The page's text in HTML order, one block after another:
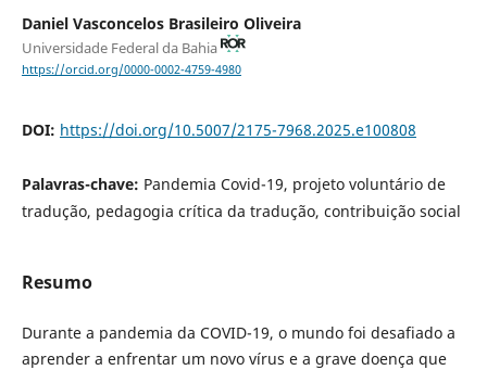
Daniel Vasconcelos Brasileiro Oliveira
Universidade Federal da Bahia
https://orcid.org/0000-0002-4759-4980
DOI: https://doi.org/10.5007/2175-7968.2025.e100808
Palavras-chave: Pandemia Covid-19, projeto voluntário de
tradução, pedagogia crítica da tradução, contribuição social
Resumo
Durante a pandemia da COVID-19, o mundo foi desafiado a
aprender a enfrentar um novo vírus e a grave doença que